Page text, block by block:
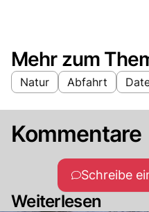
Mehr zum
Natur Abfahrt
Kommentare
Schreibe
Weiterlesen